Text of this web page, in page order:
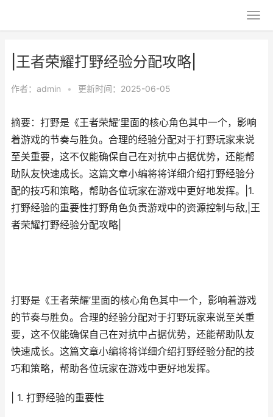
|王者荣耀打野经验分配攻略|
作者： admin • 更新时间：2025-06-05
摘要：打野是《王者荣耀’里面的核心角色其中一个，影响
着游戏的节奏与胜负。合理的经验分配对于打野玩家来说
至关重要，这不仅能确保自己在对抗中占据优势，还能帮
助队友快速成长。这篇文章小编将将详细介绍打野经验分
配的技巧和策略，帮助各位玩家在游戏中更好地发挥。|1.
打野经验的重要性打野角色负责游戏中的资源控制与敌,|王
者荣耀打野经验分配攻略|
打野是《王者荣耀’里面的核心角色其中一个，影响着游戏
的节奏与胜负。合理的经验分配对于打野玩家来说至关重
要，这不仅能确保自己在对抗中占据优势，还能帮助队友
快速成长。这篇文章小编将将详细介绍打野经验分配的技
巧和策略，帮助各位玩家在游戏中更好地发挥。
| 1. 打野经验的重要性